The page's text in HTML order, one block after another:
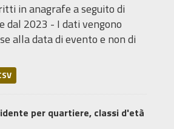
in anagrafe a seguito di
dal 2023 - I dati vengono
alla data di evento e non di
per quartiere, classi d'età